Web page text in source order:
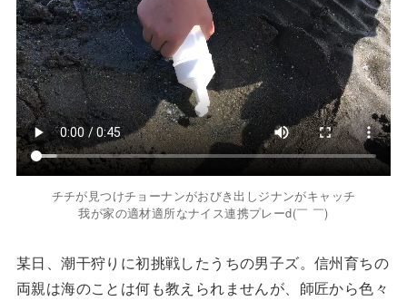
チチが見つけチョーナンがおびき出しジナンがキャッチ
我が家の適材適所なナイス連携プレーd(￣ ￣)
某日、潮干狩りに初挑戦したうちの男子ズ。信州育ちの
両親は海のことは何も教えられませんが、師匠から色々